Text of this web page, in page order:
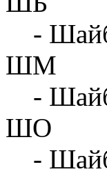
-
ШМ
-
ШО
-